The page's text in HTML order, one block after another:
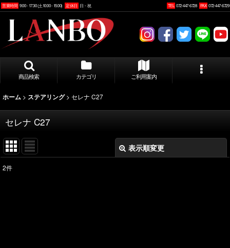
営業時間 9:00 - 17:30 (土10:00 - 15:00) 定休日 日・祝 TEL 072-447-6728 FAX 072-447-6729
商品検索 カテゴリ ご利用案内
ホーム > ステアリング > セレナ C27
セレナ C27
表示順変更
2件